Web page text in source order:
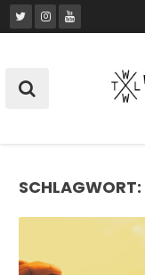
Skip
to
SCHLAGWORT: